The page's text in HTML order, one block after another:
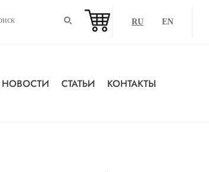
RU EN
НОВОСТИ СТАТЬИ КОНТАКТЫ